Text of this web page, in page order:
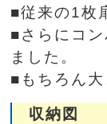
■従来の1枚
■さらにコ
ました。
■もちろん大
収納図